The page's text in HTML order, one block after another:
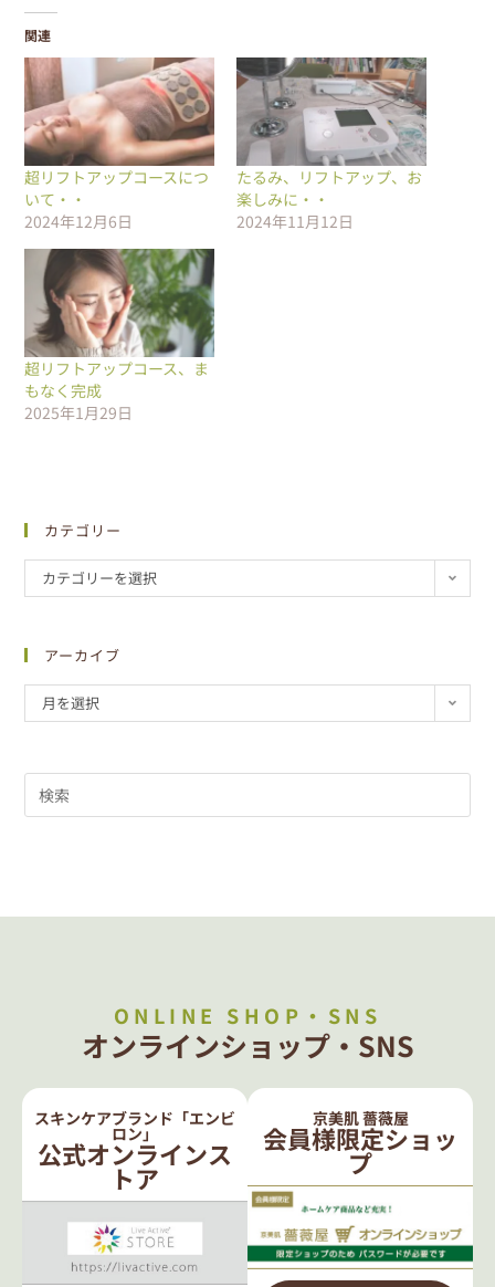
関連
超リフトアップコースにつ
いて・・
2024年12月6日
たるみ、リフトアップ、お
楽しみに・・
2024年11月12日
超リフトアップコース、ま
もなく完成
2025年1月29日
カテゴリー
カテゴリーを選択
アーカイブ
月を選択
ONLINE SHOP・SNS
オンラインショップ・SNS
スキンケアブランド「エンビ
ロン」
公式オンラインス
トア
京美肌 薔薇屋
会員様限定ショッ
プ